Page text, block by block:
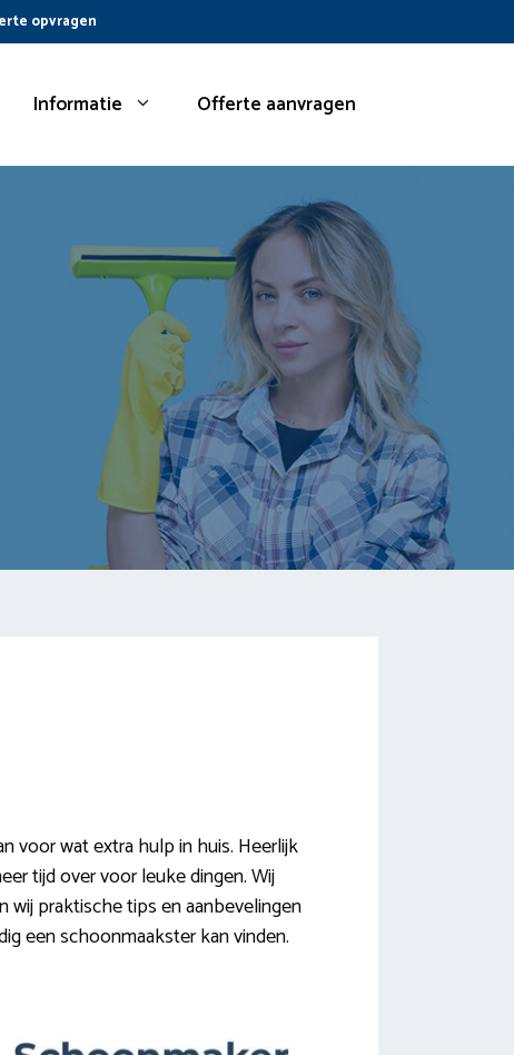
opvragen
Informatie Offerte aanvragen
voor wat extra hulp in huis. Heerlijk
tijd over voor leuke dingen. Wij
wij praktische tips en aanbevelingen
een schoonmaakster kan vinden.